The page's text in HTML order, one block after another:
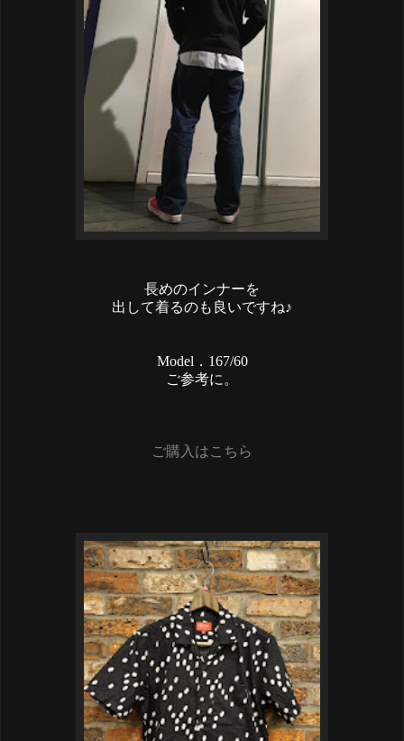
長めのインナーを
出して着るのも良いですね♪
Model．167/60
ご参考に。
ご購入はこちら